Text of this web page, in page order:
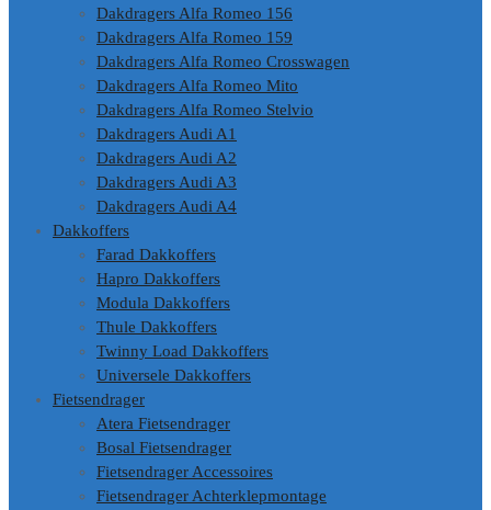
Dakdragers Alfa Romeo 156
Dakdragers Alfa Romeo 159
Dakdragers Alfa Romeo Crosswagen
Dakdragers Alfa Romeo Mito
Dakdragers Alfa Romeo Stelvio
Dakdragers Audi A1
Dakdragers Audi A2
Dakdragers Audi A3
Dakdragers Audi A4
Dakkoffers
Farad Dakkoffers
Hapro Dakkoffers
Modula Dakkoffers
Thule Dakkoffers
Twinny Load Dakkoffers
Universele Dakkoffers
Fietsendrager
Atera Fietsendrager
Bosal Fietsendrager
Fietsendrager Accessoires
Fietsendrager Achterklepmontage